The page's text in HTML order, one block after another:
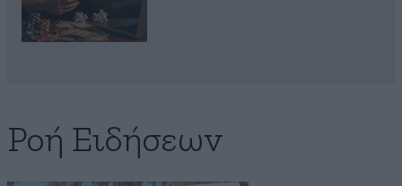
Ροή Ειδήσεων